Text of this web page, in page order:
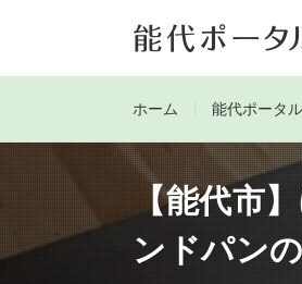
ホーム 能代ポータ
【能代市
ンドパン